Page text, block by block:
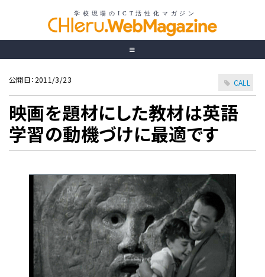
公開日：2011/3/23 CALL
映画を題材にした教材は英語
学習の動機づけに最適です